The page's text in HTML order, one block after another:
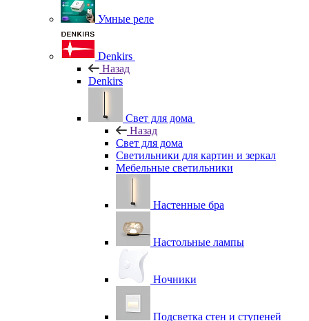
Умные реле
Denkirs
Назад
Denkirs
Свет для дома
Назад
Свет для дома
Светильники для картин и зеркал
Мебельные светильники
Настенные бра
Настольные лампы
Ночники
Подсветка стен и ступеней